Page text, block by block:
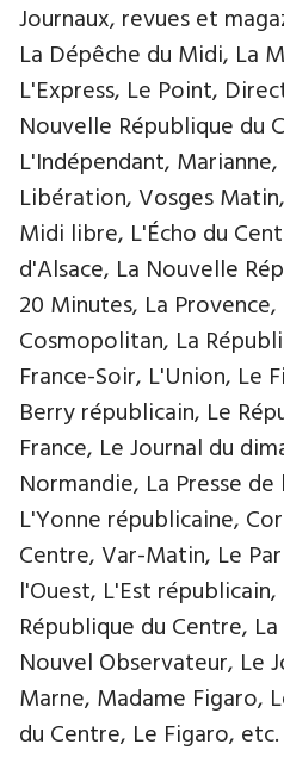
Journaux, revues et
La Dépêche du Midi, La
L'Express, Le Point,
Nouvelle République du
L'Indépendant, Marianne,
Libération, Vosges
Midi libre, L'Écho du
d'Alsace, La Nouvelle
20 Minutes, La
Cosmopolitan, La
France-Soir, L'Union, Le
Berry républicain, Le
France, Le Journal du
Normandie, La Presse
L'Yonne républicaine,
Centre, Var-Matin, Le
l'Ouest, L'Est
République du Centre,
Nouvel Observateur, Le
Marne, Madame Figaro,
du Centre, Le Figaro, etc.